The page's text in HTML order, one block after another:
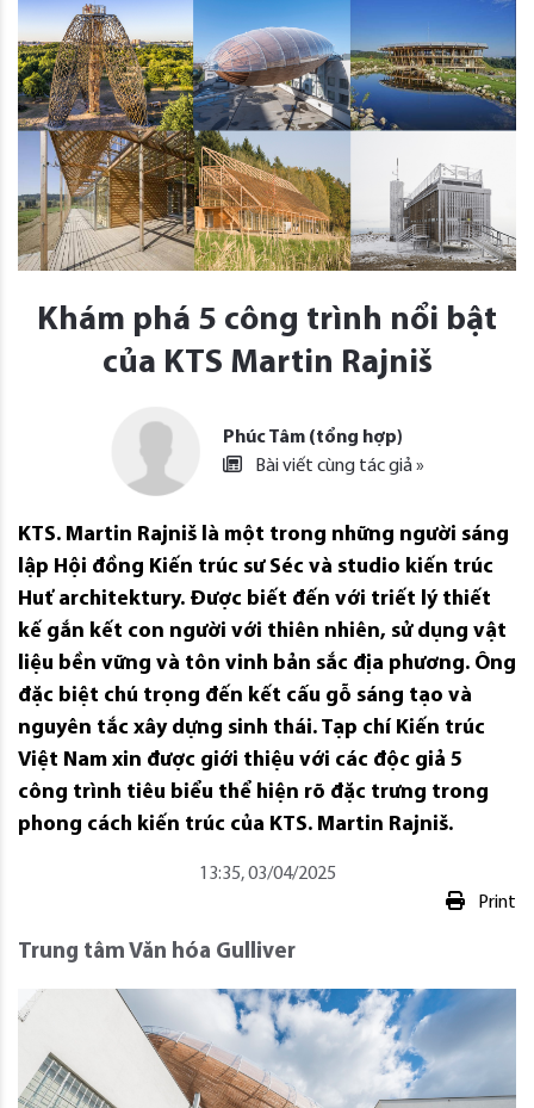
Khám phá 5 công trình nổi bật
của KTS Martin Rajniš
Phúc Tâm (tổng hợp)
Bài viết cùng tác giả »
KTS. Martin Rajniš là một trong những người sáng
lập Hội đồng Kiến trúc sư Séc và studio kiến trúc
Huť architektury. Được biết đến với triết lý thiết
kế gắn kết con người với thiên nhiên, sử dụng vật
liệu bền vững và tôn vinh bản sắc địa phương. Ông
đặc biệt chú trọng đến kết cấu gỗ sáng tạo và
nguyên tắc xây dựng sinh thái. Tạp chí Kiến trúc
Việt Nam xin được giới thiệu với các độc giả 5
công trình tiêu biểu thể hiện rõ đặc trưng trong
phong cách kiến trúc của KTS. Martin Rajniš.
13:35, 03/04/2025
Print
Trung tâm Văn hóa Gulliver